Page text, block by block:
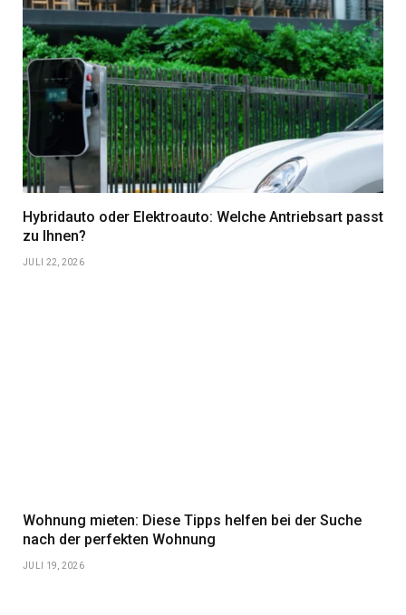
Hybridauto oder Elektroauto: Welche Antriebsart passt
zu Ihnen?
JULI 22, 2026
Wohnung mieten: Diese Tipps helfen bei der Suche
nach der perfekten Wohnung
JULI 19, 2026